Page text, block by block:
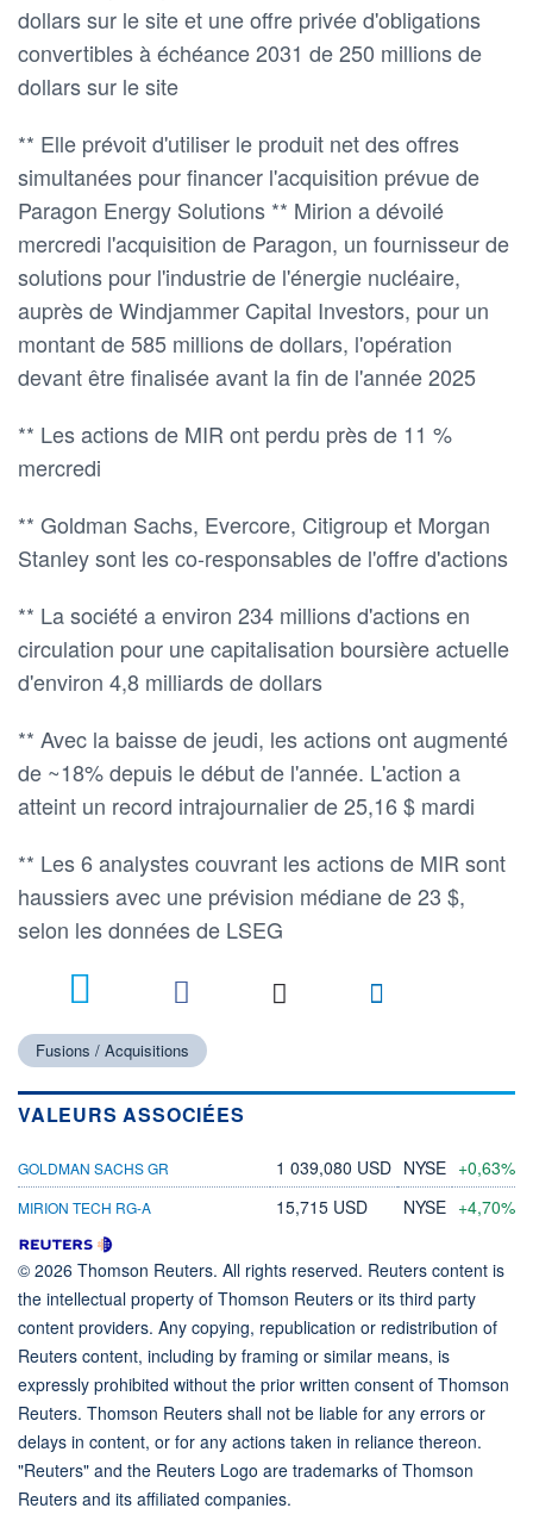
dollars sur le site et une offre privée d'obligations
convertibles à échéance 2031 de 250 millions de
dollars sur le site
** Elle prévoit d'utiliser le produit net des offres
simultanées pour financer l'acquisition prévue de
Paragon Energy Solutions ** Mirion a dévoilé
mercredi l'acquisition de Paragon, un fournisseur de
solutions pour l'industrie de l'énergie nucléaire,
auprès de Windjammer Capital Investors, pour un
montant de 585 millions de dollars, l'opération
devant être finalisée avant la fin de l'année 2025
** Les actions de MIR ont perdu près de 11 %
mercredi
** Goldman Sachs, Evercore, Citigroup et Morgan
Stanley sont les co-responsables de l'offre d'actions
** La société a environ 234 millions d'actions en
circulation pour une capitalisation boursière actuelle
d'environ 4,8 milliards de dollars
** Avec la baisse de jeudi, les actions ont augmenté
de ~18% depuis le début de l'année. L'action a
atteint un record intrajournalier de 25,16 $ mardi
** Les 6 analystes couvrant les actions de MIR sont
haussiers avec une prévision médiane de 23 $,
selon les données de LSEG
Fusions / Acquisitions
VALEURS ASSOCIÉES
GOLDMAN SACHS GR 1 039,080 USD NYSE +0,63%
MIRION TECH RG-A 15,715 USD NYSE +4,70%
© 2026 Thomson Reuters. All rights reserved. Reuters content is
the intellectual property of Thomson Reuters or its third party
content providers. Any copying, republication or redistribution of
Reuters content, including by framing or similar means, is
expressly prohibited without the prior written consent of Thomson
Reuters. Thomson Reuters shall not be liable for any errors or
delays in content, or for any actions taken in reliance thereon.
"Reuters" and the Reuters Logo are trademarks of Thomson
Reuters and its affiliated companies.